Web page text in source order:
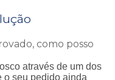
como posso
através de um dos
o seu pedido ainda